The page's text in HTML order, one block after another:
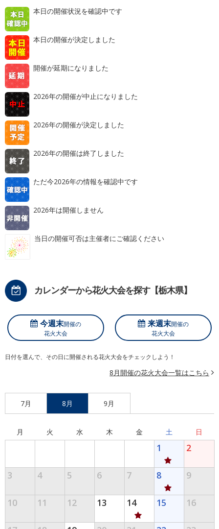
本日の開催状況を確認中です
本日の開催が決定しました
開催が延期になりました
2026年の開催が中止になりました
2026年の開催が決定しました
2026年の開催は終了しました
ただ今2026年の情報を確認中です
2026年は開催しません
当日の開催可否は主催者にご確認ください
カレンダーから花火大会を探す【栃木県】
今週末開催の
花火大会
来週末開催の
花火大会
日付を選んで、その日に開催される花火大会をチェックしよう！
8月開催の花火大会一覧はこちら
7月 8月 9月
月 火 水 木 金 土 日
1 2
3 4 5 6 7 8 9
10 11 12 13 14 15 16